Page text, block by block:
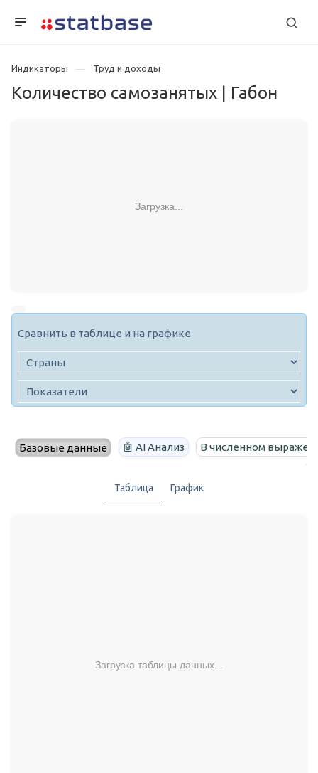
Индикаторы Труд и доходы
Количество самозанятых | Габон
Загрузка...
Сравнить в таблице и на графике
Базовые данные 🤖 AI Анализ В численном
Таблица График
Загрузка таблицы данных...